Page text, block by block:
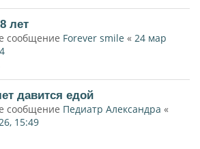
лет
сообщение Forever smile « 24 мар
давится едой
сообщение Педиатр Александра «
15:49